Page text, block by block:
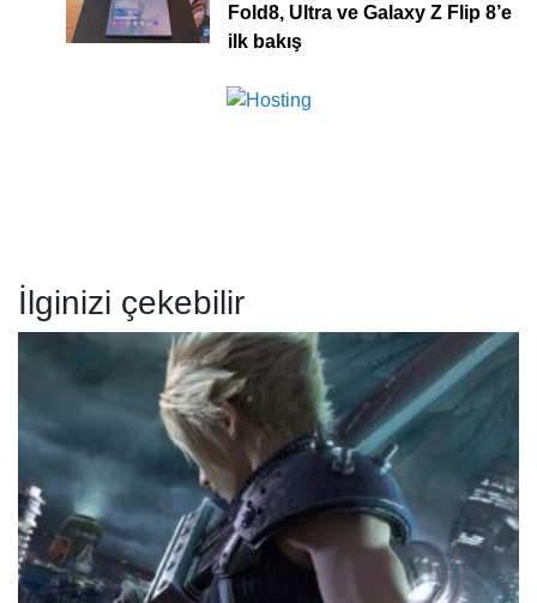
Fold8, Ultra ve Galaxy Z Flip 8’e
ilk bakış
İlginizi çekebilir